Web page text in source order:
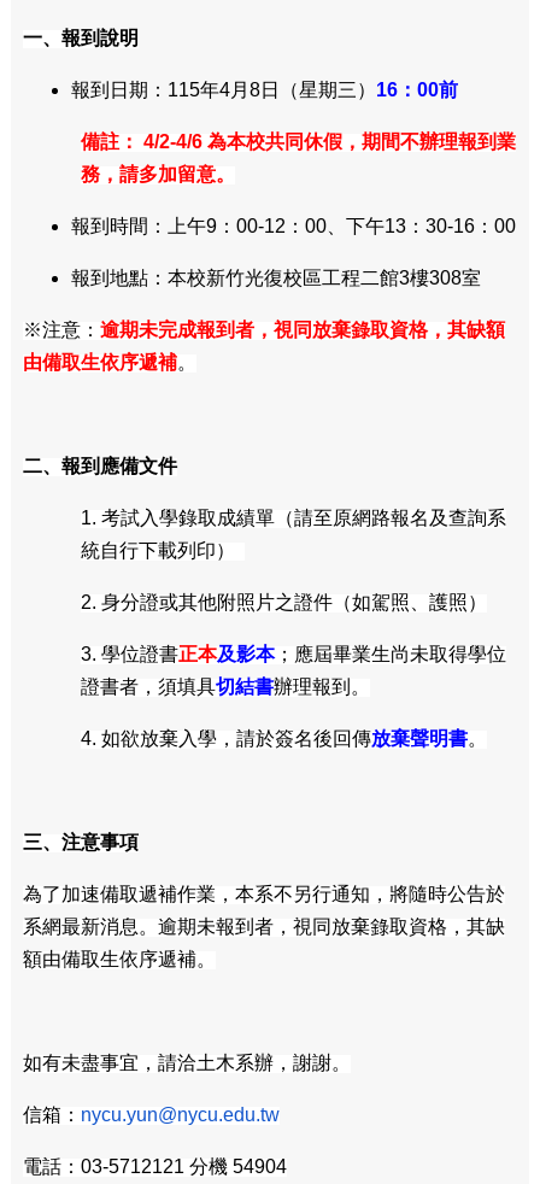
一、報到說明
報到日期：115年4月8日 （星期三） 16：00前
備註： 4/2-4/6 為本校共同休假，期間不辦理報到業
務，請多加留意。
報到時間：上午9：00-12：00、下午13：30-16：00
報到地點：本校新竹光復校區工程二館3樓308室
※注意： 逾期未完成報到者，視同放棄錄取資格，其缺額
由備取生依序遞補。
二、報到應備文件
1. 考試入學錄取成績單（請至原網路報名及查詢系
統自行下載列印）
2. 身分證或其他附照片之證件（如駕照、護照）
3. 學位證書正本及影本；應屆畢業生尚未取得學位
證書者，須填具切結書辦理報到。
4. 如欲放棄入學，請於簽名後回傳放棄聲明書。
三、注意事項
為了加速備取遞補作業，本系不另行通知，將隨時公告於
系網最新消息。逾期未報到者，視同放棄錄取資格，其缺
額由備取生依序遞補。
如有未盡事宜，請洽土木系辦，謝謝。
信箱： nycu.yun@nycu.edu.tw
電話：03-5712121 分機 54904